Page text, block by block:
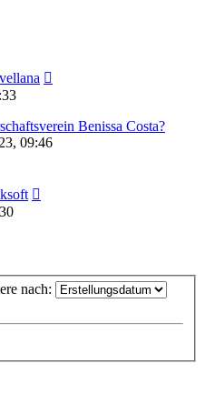
Benissa Costa?
09:46
nach: